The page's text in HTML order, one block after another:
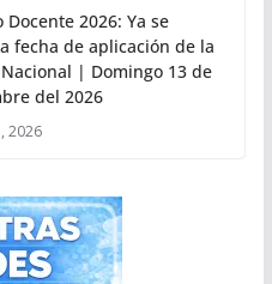
Docente 2026: Ya se
fecha de aplicación de la
| Domingo 13 de
del 2026
2026